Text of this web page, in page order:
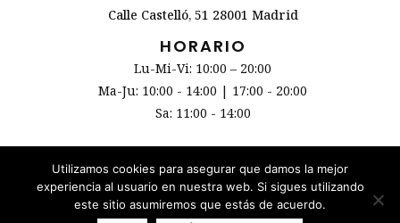
Calle Castelló, 51 28001 Madrid
HORARIO
Lu-Mi-Vi: 10:00 – 20:00
Ma-Ju: 10:00 - 14:00 | 17:00 - 20:00
Sa: 11:00 - 14:00
COPYRIGHT © 2019 Óptica Veneta
DESIGNED BY BRANDHIP™
Utilizamos cookies para asegurar que damos la mejor
experiencia al usuario en nuestra web. Si sigues utilizando
este sitio asumiremos que estás de acuerdo.